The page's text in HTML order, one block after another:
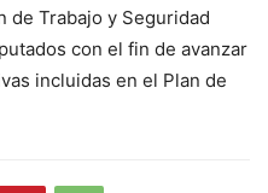
de Trabajo y Seguridad
con el fin de avanzar
incluidas en el Plan de